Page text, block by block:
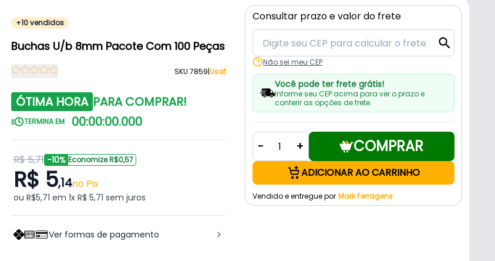
+10 vendidos
Buchas U/b 8mm Pacote Com 100 Peças
SKU 7859|Usaf
ÓTIMA HORA PARA COMPRAR!
TERMINA EM 00:00:00.000
R$ 5,71 -10% Economize R$0,57
R$ 5,14no Pix
ou R$5,71 em 1x R$ 5,71 sem juros
Ver formas de pagamento
Consultar prazo e valor do frete
Não sei meu CEP
Você pode ter frete grátis!
Informe seu CEP acima para ver o prazo e
conferir as opções de frete.
- + COMPRAR
ADICIONAR AO CARRINHO
Vendido e entregue por Mark Ferragens